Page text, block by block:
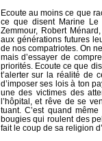
Ecoute au moins ce que
ce que disent Marine Le
Zemmour, Robert
aux générations futures
de nos compatriotes. On
mais d’essayer de
priorités. Ecoute ce que
t’alerter sur la réalité de
d’imposer ses lois à ton
une des victimes des
l’hôpital, et rêve de se
tuant. C’est quand
bougies qui roulent des
fait le coup de sa religion